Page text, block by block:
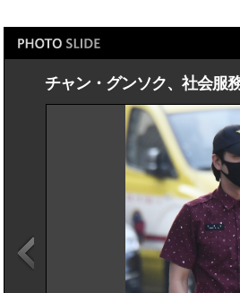
チャン・グンソク、社会服